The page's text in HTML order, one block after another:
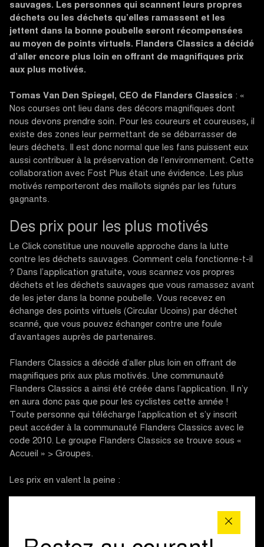
sauvages. Les personnes qui scannent leurs propres
déchets ou les déchets qu’elles ramassent et les
jettent dans la bonne poubelle seront récompensées
au moyen de points virtuels. Flanders Classics a décidé
d’aller encore plus loin en offrant de magnifiques prix
aux plus motivés.
Tomas Van Den Spiegel, CEO de Flanders Classics : «
Nos courses ont lieu dans des décors magnifiques dont
nous devons prendre soin. Pour les coureurs et coureuses, il
existe des zones leur permettant de se débarrasser de
leurs déchets. Il est donc normal que les fans puissent eux
aussi contribuer à la préservation de l’environnement. Cette
collaboration avec Fost Plus était une évidence. Les plus
motivés remporteront des maillots signés par les futurs
gagnants.
Des prix pour les plus motivés
Le Click constitue une nouvelle approche dans la lutte
contre les déchets sauvages. Comment cela fonctionne-t-il
? Dans l’application gratuite, vous scannez vos propres
déchets et les déchets sauvages que vous ramassez avant
de les jeter dans la bonne poubelle. Vous recevez en
échange des points virtuels (Circular Ucoins) par déchet
scanné, que vous pouvez échanger contre une foule
d’avantages auprès de partenaires.
Flanders Classics a décidé d’aller plus loin en offrant de
magnifiques prix aux plus motivés. Une communauté
Flanders Classics a ainsi été créée dans l’application. Il n’y
en aura donc pas que pour les cyclistes cette année !
Toute personne qui télécharge l’application et s’y inscrit
peut accéder à la communauté Flanders Classics avec le
code 2010. Le groupe Flanders Classics se trouve sous «
Accueil » > Groupes.
Les prix en valent la peine :
Maillot signé du gagnant / de la gagnante de Gand-